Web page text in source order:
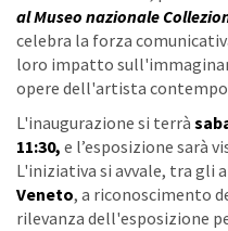
al Museo nazionale
celebra la forza
loro impatto
opere dell'artista
L'inaugurazione si terrà
11:30, e l’esposizione sarà
L'iniziativa si avvale, tra gli
Veneto, a riconoscimento
rilevanza dell'esposizione